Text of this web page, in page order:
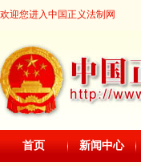
欢迎您进入中国正义法制网
首页 新闻中心